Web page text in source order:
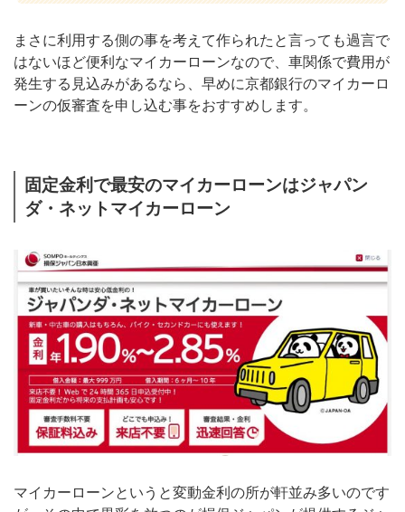
まさに利用する側の事を考えて作られたと言っても過言で
はないほど便利なマイカーローンなので、車関係で費用が
発生する見込みがあるなら、早めに京都銀行のマイカーロ
ーンの仮審査を申し込む事をおすすめします。
固定金利で最安のマイカーローンはジャパン
ダ・ネットマイカーローン
マイカーローンというと変動金利の所が軒並み多いのです